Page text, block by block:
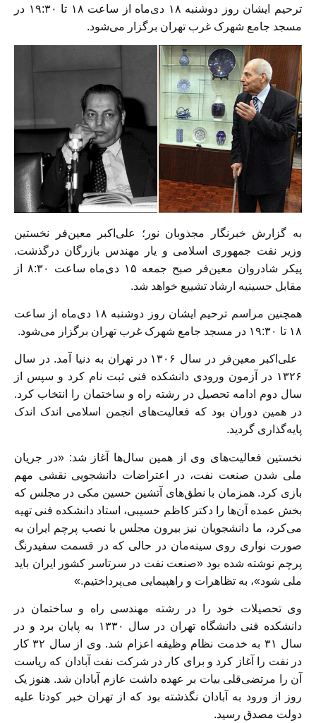
ترحیم ایشان روز دوشنبه ۱۸ دی‌ماه از ساعت ۱۸ تا ۱۹:۳۰ در
مسجد جامع شهرک غرب تهران برگزار می‌شود.
به گزارش خبرنگار مجذوبان نور؛ علی‌اکبر معین‌فر نخستین
وزیر نفت جمهوری اسلامی و یار مهندس بازرگان درگذشت.
پیکر شادروان معین‌فر صبح جمعه ۱۵ دی‌ماه ساعت ۸:۳۰ از
مقابل حسینیه ارشاد تشییع خواهد شد.
همچنین مراسم ترحیم ایشان روز دوشنبه ۱۸ دی‌ماه از ساعت
۱۸ تا ۱۹:۳۰ در مسجد جامع شهرک غرب تهران برگزار می‌شود.
علی‌اکبر معین‌فر در سال ۱۳۰۶ در تهران به دنیا آمد. در سال
۱۳۲۶ در آزمون ورودی دانشکده فنی ثبت نام کرد و سپس از
سال دوم ادامه تحصیل در رشته راه و ساختمان را انتخاب کرد.
در همین دوران بود که فعالیت‌های انجمن اسلامی اندک اندک
پایه‌گذاری گردید.
نخستین فعالیت‌های وی از همین سال‌ها آغاز شد: «در جریان
ملی‌ شدن صنعت نفت، در اعتراضات دانشجویی نقشی مهم
بازی کرد. همزمان با نطق‌های آتشین حسین مکی در مجلس که
بخش عمده آن‌ها را دکتر کاظم حسیبی، استاد دانشکده فنی تهیه
می‌کرد، ما دانشجویان نیز بیرون مجلس با نصب پرچم ایران به
صورت نواری روی سینه‌مان در حالی که در قسمت سفیدرنگ
پرچم نوشته شده بود «صنعت نفت در سرتاسر کشور ایران باید
ملی شود»، به تظاهرات و راهپیمایی می‌پرداختیم.»
وی تحصیلات خود را در رشته مهندسی راه و ساختمان در
دانشکده فنی دانشگاه تهران در سال ۱۳۳۰ به پایان برد و در
سال ۳۱ به خدمت نظام وظیفه اعزام شد. وی از سال ۳۲ کار
در نفت را آغاز کرد و برای کار در شرکت نفت آبادان که ریاست
آن را مرتضی‌قلی بیات بر عهده داشت عازم آبادان شد. هنوز یک
روز از ورود به آبادان نگذشته بود که از تهران خبر کودتا علیه
دولت مصدق رسید.